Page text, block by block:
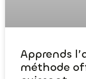
Apprends
méthode